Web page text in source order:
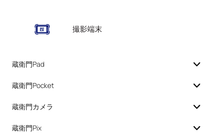
撮影端末
蔵衛門Pad
蔵衛門Pocket
蔵衛門カメラ
蔵衛門Pix